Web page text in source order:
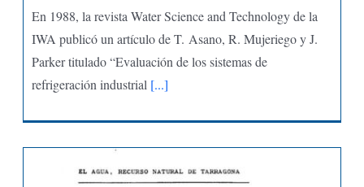
En 1988, la revista Water Science and Technology de la
IWA publicó un artículo de T. Asano, R. Mujeriego y J.
Parker titulado “Evaluación de los sistemas de
refrigeración industrial [...]